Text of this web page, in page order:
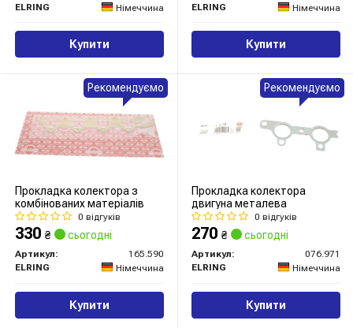
ELRING
Німеччина
Купити
ELRING
Німеччина
Купити
Прокладка колектора з
комбінованих матеріалів
0 відгуків
330 ₴ сьогодні
Артикул:
165.590
ELRING
Німеччина
Купити
Рекомендуємо
Прокладка колектора
двигуна металева
0 відгуків
270 ₴ сьогодні
Артикул:
076.971
ELRING
Німеччина
Купити
Рекомендуємо